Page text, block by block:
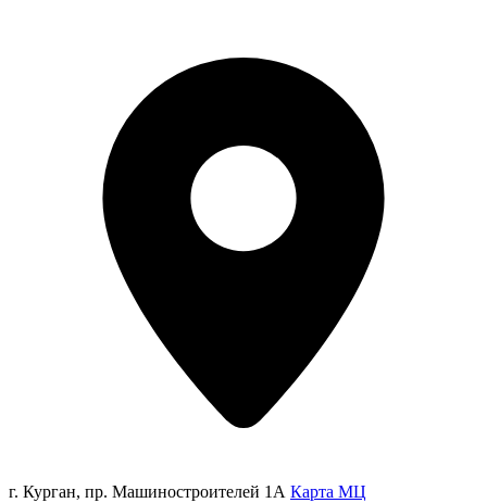
г. Курган, пр. Машиностроителей 1А Карта МЦ